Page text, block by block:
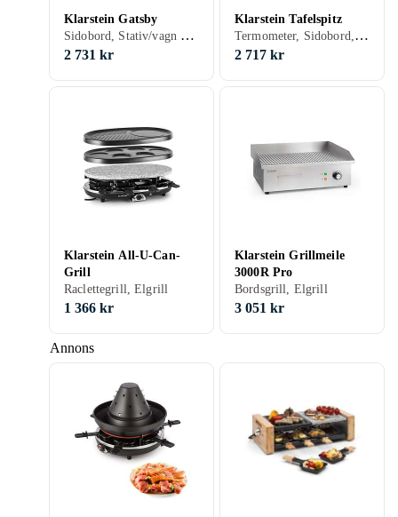
Annons
Klarstein Gatsby
Sidobord, Stativ/vagn (medföljande/inbyggd), Balkong, Bordsgrill, Elgrill
2 731 kr
Klarstein Tafelspitz
Termometer, Sidobord, Stativ/vagn (medföljande/inbyggd), Klotgrill, Elgrill
2 717 kr
Klarstein All-U-Can-
Grill
Raclettegrill, Elgrill
1 366 kr
Klarstein Grillmeile
3000R Pro
Bordsgrill, Elgrill
3 051 kr